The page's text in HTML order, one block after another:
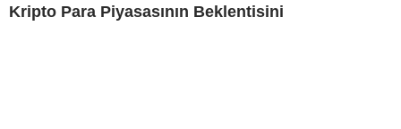
Kripto Para Piyasasının Beklentisini